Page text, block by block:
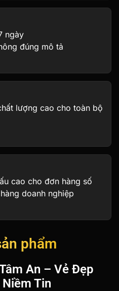
ngày
đúng mô tả
lượng cao cho toàn bộ
cao cho đơn hàng số
doanh nghiệp
phẩm
An – Vẻ Đẹp
Tin